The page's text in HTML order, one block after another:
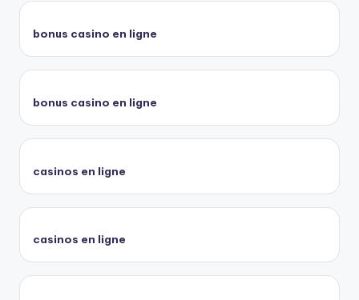
bonus casino en ligne
bonus casino en ligne
casinos en ligne
casinos en ligne